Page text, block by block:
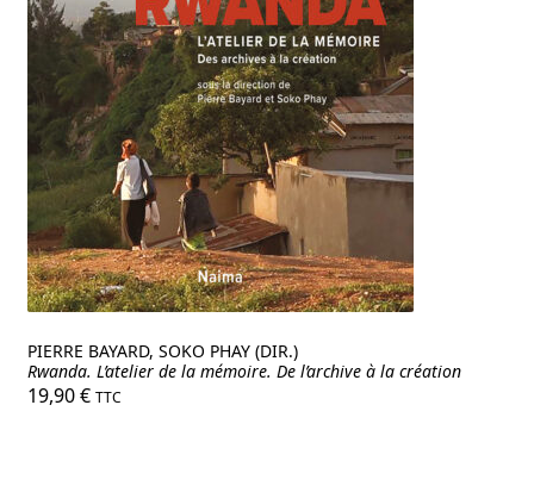
PIERRE BAYARD, SOKO PHAY (DIR.)
Rwanda. L’atelier de la mémoire. De l’archive à la création
19,90€ TTC